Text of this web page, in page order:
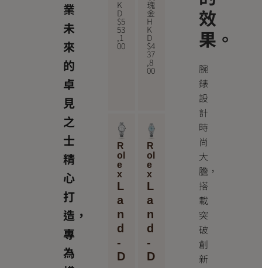
業
未
來
的
卓
見
之
士
精
心
打
造，
專
為
K
D
$5
53
,1
00
瑰
金
H
K
D
$4
37
,8
00
R
ol
e
x
L
a
n
d
-
D
R
ol
e
x
L
a
n
d
-
D
效
果。
腕
錶
設
計
時
尚
大
膽，
搭
載
突
破
創
新